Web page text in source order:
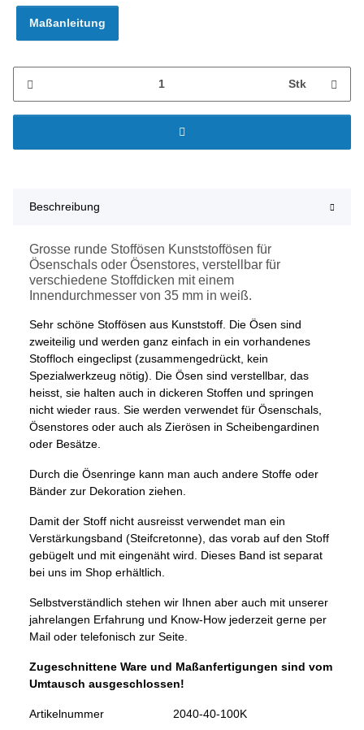
Maßanleitung
Stk
Beschreibung
Grosse runde Stoffösen Kunststoffösen für
Ösenschals oder Ösenstores, verstellbar für
verschiedene Stoffdicken mit einem
Innendurchmesser von 35 mm in weiß.
Sehr schöne Stoffösen aus Kunststoff. Die Ösen sind
zweiteilig und werden ganz einfach in ein vorhandenes
Stoffloch eingeclipst (zusammengedrückt, kein
Spezialwerkzeug nötig). Die Ösen sind verstellbar, das
heisst, sie halten auch in dickeren Stoffen und springen
nicht wieder raus. Sie werden verwendet für Ösenschals,
Ösenstores oder auch als Zierösen in Scheibengardinen
oder Besätze.
Durch die Ösenringe kann man auch andere Stoffe oder
Bänder zur Dekoration ziehen.
Damit der Stoff nicht ausreisst verwendet man ein
Verstärkungsband (Steifcretonne), das vorab auf den Stoff
gebügelt und mit eingenäht wird. Dieses Band ist separat
bei uns im Shop erhältlich.
Selbstverständlich stehen wir Ihnen aber auch mit unserer
jahrelangen Erfahrung und Know-How jederzeit gerne per
Mail oder telefonisch zur Seite.
Zugeschnittene Ware und Maßanfertigungen sind vom
Umtausch ausgeschlossen!
Artikelnummer 2040-40-100K